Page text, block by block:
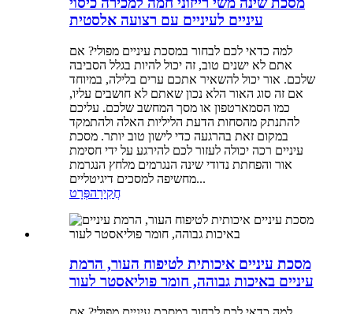
עיניים לעיניים עם רצועה אלסטית
למה כדאי לכם לבחור במסכת עיניים מפולי? אם
אתם לא ישנים טוב, זה יכול להיות בגלל הסביבה
שלכם. אור יכול להשאיר אתכם ערים בלילה, במיוחד
אם זה סוג האור הלא נכון שאתם לא חושבים עליו,
כמו הסמארטפון או מסך המחשב שלכם. עליכם
להתנתק מהסחות הדעת הליליות האלה ולהתמקד
במקום זאת בהרגעה כדי לישון טוב יותר. מסכת
עיניים רכה יכולה לעזור לכם להירגע על ידי חסימת
אור והפחתת נדודי שינה הנגרמים מלחץ הנגרמת
מחשיפה למסכים דיגיטליים...
חֲקִירָהפְּרָט
מסכת עיניים איכותית לטיפוח העור, הרמת
עיניים באיכות גבוהה, חומר פוליאסטר לעור